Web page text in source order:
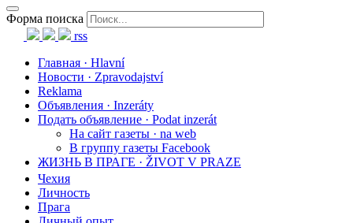
Форма поиска
rss
Главная · Hlavní
Новости · Zpravodajství
Reklama
Объявления · Inzeráty
Подать объявление · Podat inzerát
На сайт газеты · na web
В группу газеты Facebook
ЖИЗНЬ В ПРАГЕ · ŽIVOT V PRAZE
Чехия
Личность
Прага